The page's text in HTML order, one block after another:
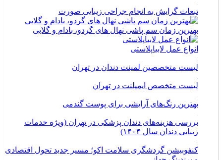
تبعات گرایش به انجام جراحی زیبایی صورت
بهترین زمان سم پاشی نهال های گردو، بادام و گلابی
انواع عمل لابیاپلاستی
لیست متخصصین لمینت دندان در تهران
لیست متخصص ایمپلنت در تهران
بهترین رنگ‌های آرایشی برای پوست گندمی
بررسی هزینه‌های دندان پزشکی در تهران (ویژه خدمات
زیبایی دندان سال ۱۴۰۴)
کنفوبیشن گردشگری سلامت اکو؛ مسیر جدید تحول اقتصادی